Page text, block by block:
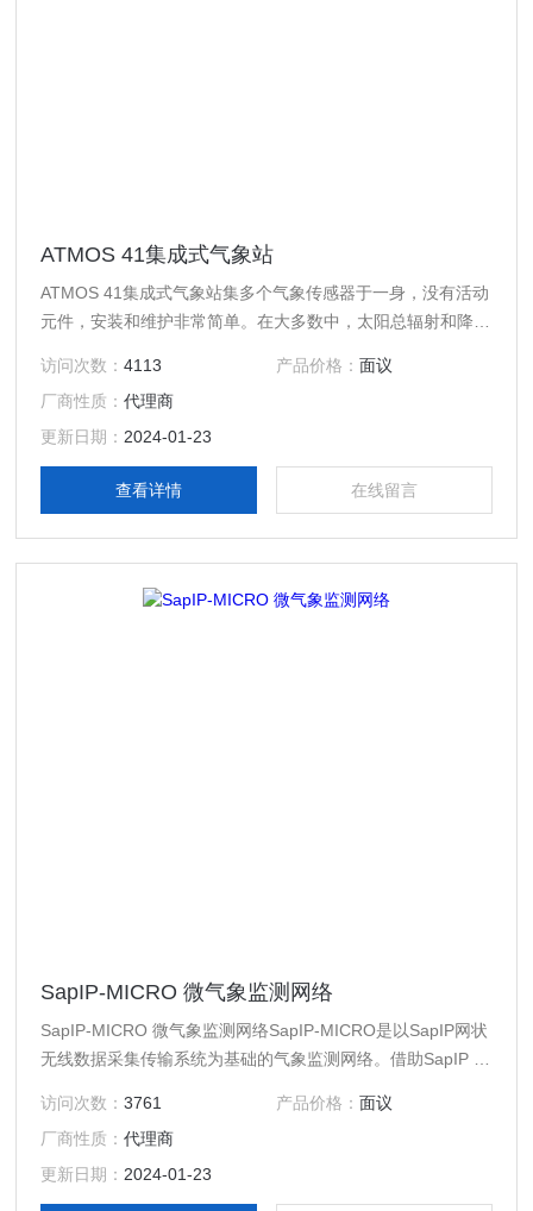
ATMOS 41集成式气象站
ATMOS 41集成式气象站集多个气象传感器于一身，没有活动
元件，安装和维护非常简单。在大多数中，太阳总辐射和降水
数。
访问次数：4113 产品价格： 面议
厂商性质：代理商
更新日期： 2024-01-23
查看详情 在线留言
SapIP-MICRO 微气象监测网络
SapIP-MICRO 微气象监测网络SapIP-MICRO是以SapIP网状
无线数据采集传输系统为基础的气象监测网络。借助SapIP 无
异。
访问次数：3761 产品价格： 面议
厂商性质：代理商
更新日期： 2024-01-23